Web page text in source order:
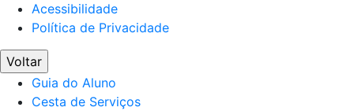
Acessibilidade
Política de Privacidade
Voltar
Guia do Aluno
Cesta de Serviços